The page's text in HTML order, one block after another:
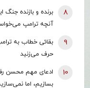
نمی‌کنیم» / ما با
برنده و بازنده جنگ
آنچه ترامپ
8
بقائی خطاب به
حرف می‌زنید
9
ادعای مهم محسن
بسازیم، اما
10